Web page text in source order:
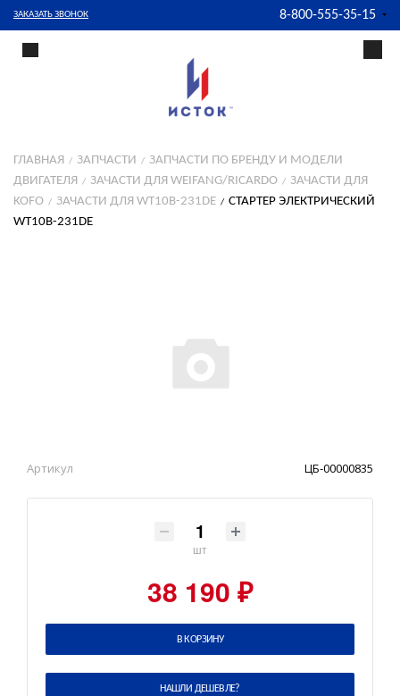
ЗАКАЗАТЬ ЗВОНОК 8-800-555-35-15
ГЛАВНАЯ ЗАПЧАСТИ
ЗАПЧАСТИ ПО БРЕНДУ И МОДЕЛИ
ДВИГАТЕЛЯ
ЗАЧАСТИ ДЛЯ WEIFANG/RICARDO
ЗАЧАСТИ ДЛЯ
KOFO
ЗАЧАСТИ ДЛЯ WT10B-231DE
СТАРТЕР ЭЛЕКТРИЧЕСКИЙ
WT10B-231DE
Артикул ЦБ-00000835
шт
38 190 ₽
В КОРЗИНУ
НАШЛИ ДЕШЕВЛЕ?